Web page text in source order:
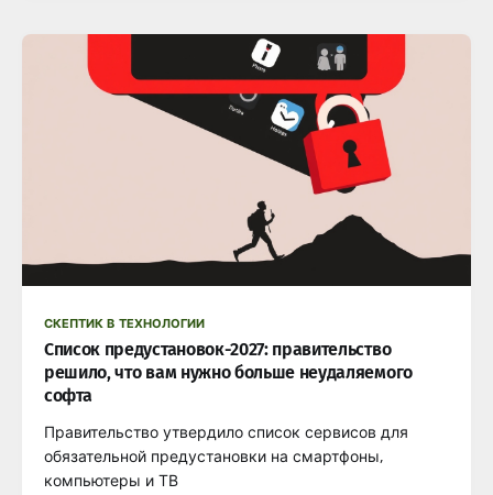
СКЕПТИК В ТЕХНОЛОГИИ
Список предустановок-2027: правительство
решило, что вам нужно больше неудаляемого
софта
Правительство утвердило список сервисов для
обязательной предустановки на смартфоны,
компьютеры и ТВ